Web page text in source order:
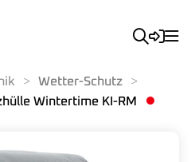
Wetter-Schutz
Wintertime KI-RM